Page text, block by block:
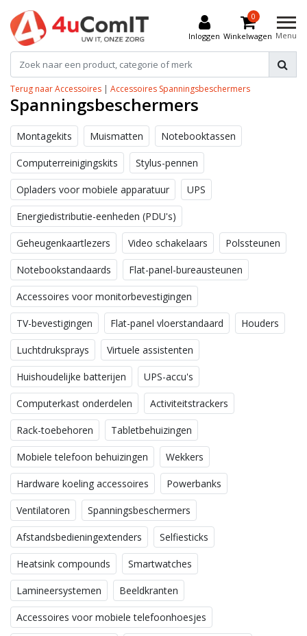
Inloggen
0
Winkelwagen Menu
Terug naar Accessoires | Accessoires Spanningsbeschermers
Spanningsbeschermers
Montagekits Muismatten Notebooktassen
Computerreinigingskits Stylus-pennen
Opladers voor mobiele apparatuur UPS
Energiedistributie-eenheden (PDU's)
Geheugenkaartlezers Video schakelaars Polssteunen
Notebookstandaards Flat-panel-bureausteunen
Accessoires voor monitorbevestigingen
TV-bevestigingen Flat-panel vloerstandaard Houders
Luchtdruksprays Virtuele assistenten
Huishoudelijke batterijen UPS-accu's
Computerkast onderdelen Activiteitstrackers
Rack-toebehoren Tabletbehuizingen
Mobiele telefoon behuizingen Wekkers
Hardware koeling accessoires Powerbanks
Ventilatoren Spanningsbeschermers
Afstandsbedieningextenders Selfiesticks
Heatsink compounds Smartwatches
Lamineersystemen Beeldkranten
Accessoires voor mobiele telefoonhoesjes